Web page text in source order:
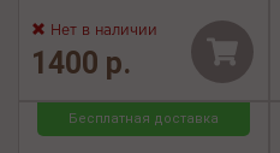
Нет в наличии
1400 р.
Бесплатная доставка